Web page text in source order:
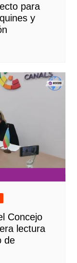
para
y
Concejo
lectura
de